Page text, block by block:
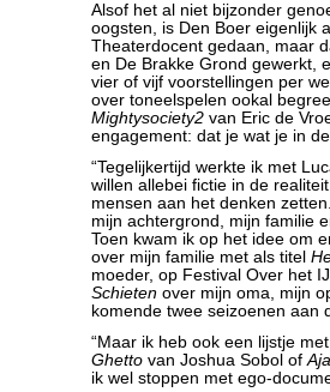
Alsof het al niet bijzonder
oogsten, is Den Boer eigenlijk
Theaterdocent gedaan, maar
en De Brakke Grond gewerkt,
vier of vijf voorstellingen per
over toneelspelen ookal
Mightysociety2 van Eric de
engagement: dat je wat je in
“Tegelijkertijd werkte ik met
willen allebei fictie in de
mensen aan het denken
mijn achtergrond, mijn familie
Toen kwam ik op het idee om
over mijn familie met als titel
moeder, op Festival Over het
Schieten over mijn oma, mijn
komende twee seizoenen aan
“Maar ik heb ook een lijstje
Ghetto van Joshua Sobol of
ik wel stoppen met ego-